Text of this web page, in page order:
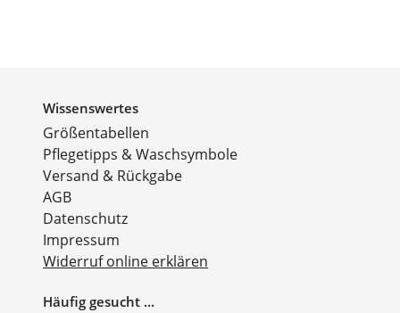
Wissenswertes
Größentabellen
Pflegetipps & Waschsymbole
Versand & Rückgabe
AGB
Datenschutz
Impressum
Widerruf online erklären
Häufig gesucht ...